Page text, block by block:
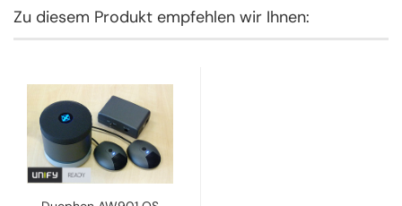
Zu diesem Produkt empfehlen wir Ihnen: